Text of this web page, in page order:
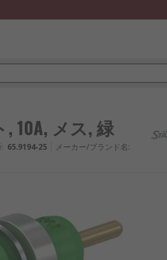
10A, メス, 緑
: 65.9194-25 メーカー/ブランド名: